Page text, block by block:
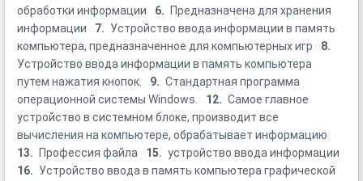
обработки информации
6.
Предназначена для хранения
информации
7. Устройство ввода информации в память
компьютера, предназначенное для компьютерных игр
8.
Устройство ввода информации в память компьютера
путем нажатия кнопок.
9. Стандартная программа
операционной системы Windows.
12. Самое главное
устройство в системном блоке, производит все
вычисления на компьютере, обрабатывает информацию
13.
Профессия файла 15. устройство ввода информации
16. Устройство ввода в память компьютера графической